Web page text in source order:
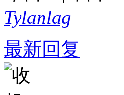
Tylanlag
最新回复